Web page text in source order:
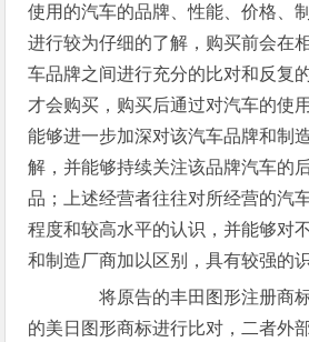
使用的汽车的品牌、性能、价格、
进行较为仔细的了解，购买前会在
车品牌之间进行充分的比对和反复
才会购买，购买后通过对汽车的使
能够进一步加深对该汽车品牌和制
解，并能够持续关注该品牌汽车的
品；上述经营者往往对所经营的汽
程度和较高水平的认识，并能够对
和制造厂商加以区别，具有较强的
将原告的丰田图形注册商标
的美日图形商标进行比对，二者外